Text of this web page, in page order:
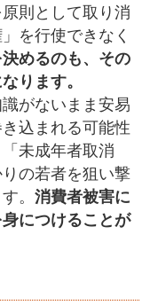
則として取り消
を行使できなく
めるのも、その
ります。
がないまま安易
込まれる可能性
未成年者取消
の若者を狙い撃
。 消費者被害に
につけることが